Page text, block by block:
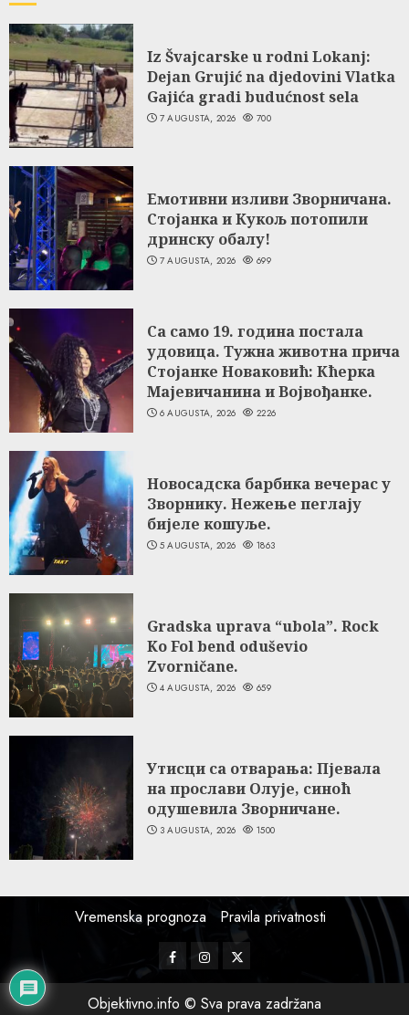
Iz Švajcarske u rodni Lokanj:
Dejan Grujić na djedovini Vlatka
Gajića gradi budućnost sela
7 AUGUSTA, 2026 700
Емотивни изливи Зворничана.
Стојанка и Кукољ потопили
дринску обалу!
7 AUGUSTA, 2026 699
Са само 19. година постала
удовица. Тужна животна прича
Стојанке Новаковић: Кћерка
Мајевичанина и Војвођанке.
6 AUGUSTA, 2026 2226
Новосадска барбика вечерас у
Зворнику. Нежење пеглају
бијеле кошуље.
5 AUGUSTA, 2026 1863
Gradska uprava “ubola”. Rock
Ko Fol bend oduševio
Zvorničane.
4 AUGUSTA, 2026 659
Утисци са отварања: Пјевала
на прослави Олује, синоћ
одушевила Зворничане.
3 AUGUSTA, 2026 1500
Vremenska prognoza Pravila privatnosti
FacebookInstagram
Twitter
Objektivno.info © Sva prava zadržana